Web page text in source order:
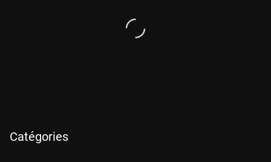
Catégories